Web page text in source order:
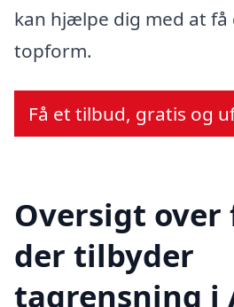
kan hjælpe dig med at
topform.
Få et tilbud, gratis og
Oversigt
der tilbyder
tagrensning i